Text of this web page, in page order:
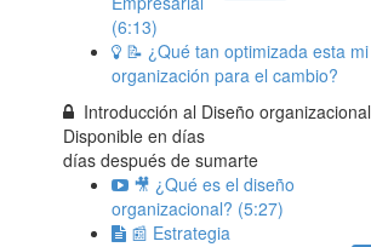
(6:13)
📝 ¿Qué tan optimizada esta mi
organización para el cambio?
Introducción al Diseño organizacional
Disponible endías
días después de sumarte
🎥 ¿Qué es el diseño
organizacional? (5:27)
📰 Estrategia